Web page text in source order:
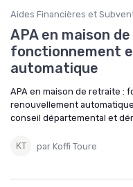
Aides Financières et
APA en maison
fonctionnement
automatique
APA en maison de retraite :
renouvellement
conseil départemental et
par Koffi Toure